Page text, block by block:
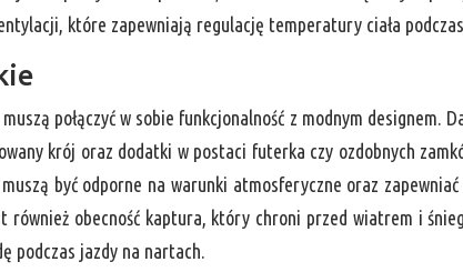
które zapewniają regulację temperatury ciała
połączyć w sobie funkcjonalność z modnym designem.
krój oraz dodatki w postaci futerka czy ozdobnych
być odporne na warunki atmosferyczne oraz
również obecność kaptura, który chroni przed wiatrem i
podczas jazdy na nartach.